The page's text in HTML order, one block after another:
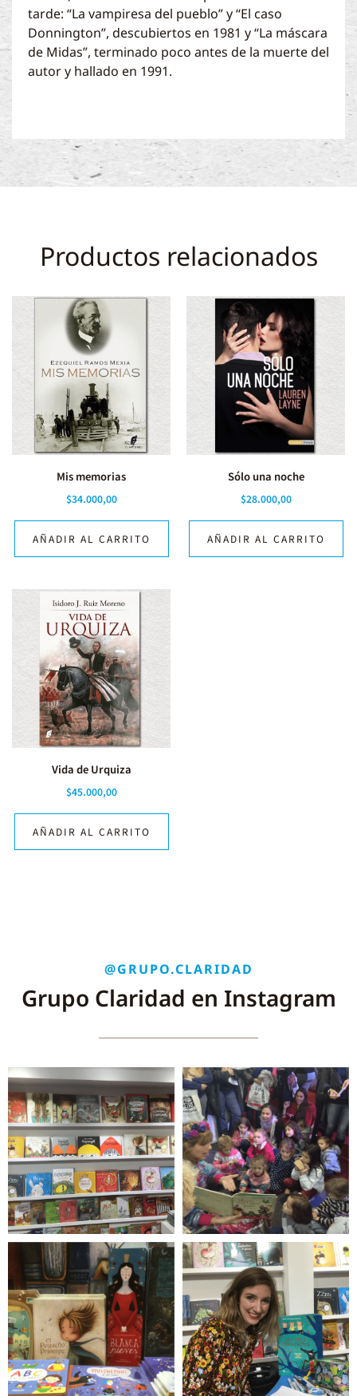
tarde: “La vampiresa del pueblo” y “El caso
Donnington”, descubiertos en 1981 y “La máscara
de Midas”, terminado poco antes de la muerte del
autor y hallado en 1991.
Productos relacionados
Mis memorias
$34.000,00
AÑADIR AL CARRITO
Sólo una noche
$28.000,00
AÑADIR AL CARRITO
Vida de Urquiza
$45.000,00
AÑADIR AL CARRITO
@GRUPO.CLARIDAD
Grupo Claridad en Instagram